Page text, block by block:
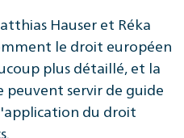
Hauser et Réka
le droit européen
plus détaillé, et la
servir de guide
du droit